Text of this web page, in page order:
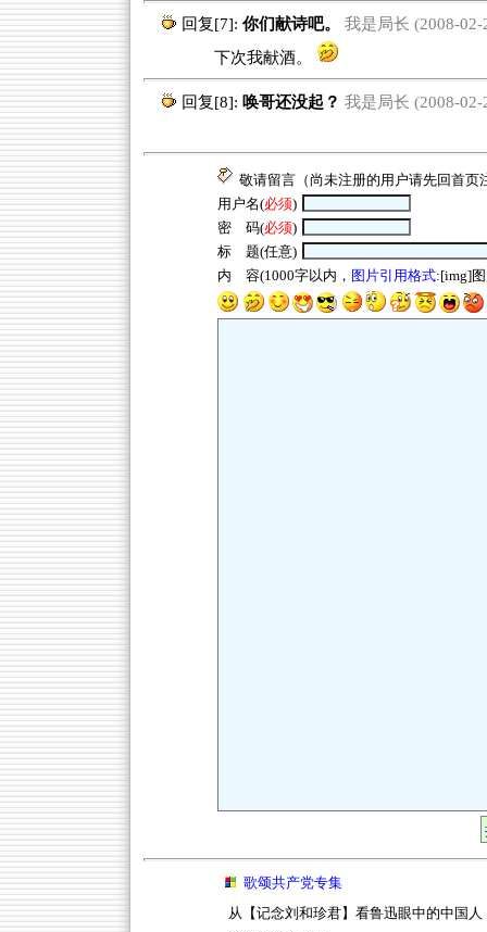
回复[7]: 你们献诗吧。
我是局长 (2008-02-
下次我献酒。
回复[8]: 唤哥还没起？ 我是局长 (2008-02-
敬请留言（尚未注册的用户请先回首页
用户名(必须)
密 码(必须)
标 题(任意)
内 容(1000字以内， 图片引用格式:[img]
歌颂共产党专集
从【记念刘和珍君】看鲁迅眼中的中国人